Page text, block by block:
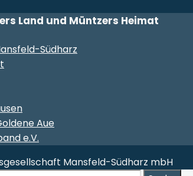
Land und Müntzers Heimat
Mansfeld-Südharz mbH